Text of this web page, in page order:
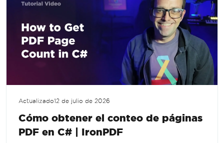
Actualizado12 de julio de 2026
Cómo obtener el conteo de páginas
PDF en C# | IronPDF